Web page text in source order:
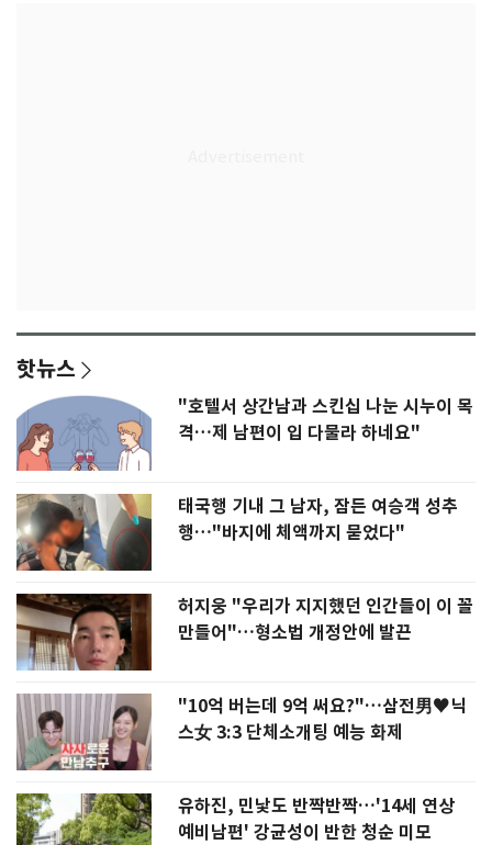
핫뉴스
"호텔서 상간남과 스킨십 나눈 시누이 목
격…제 남편이 입 다물라 하네요"
태국행 기내 그 남자, 잠든 여승객 성추
행…"바지에 체액까지 묻었다"
허지웅 "우리가 지지했던 인간들이 이 꼴
만들어"…형소법 개정안에 발끈
"10억 버는데 9억 써요?"…삼전男♥닉
스女 3:3 단체소개팅 예능 화제
유하진, 민낯도 반짝반짝…'14세 연상
예비남편' 강균성이 반한 청순 미모